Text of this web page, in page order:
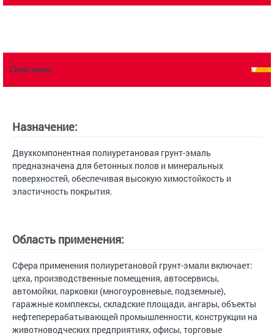
Описание
Назначение:
Двухкомпонентная полиуретановая грунт-эмаль
предназначена для бетонных полов и минеральных
поверхностей, обеспечивая высокую химостойкость и
эластичность покрытия.
Область применения:
Сфера применения полиуретановой грунт-эмали включает:
цеха, производственные помещения, автосервисы,
автомойки, парковки (многоуровневые, подземные),
гаражные комплексы, складские площади, ангары, объекты
нефтеперерабатывающей промышленности, конструкции на
животноводческих предприятиях, офисы, торговые